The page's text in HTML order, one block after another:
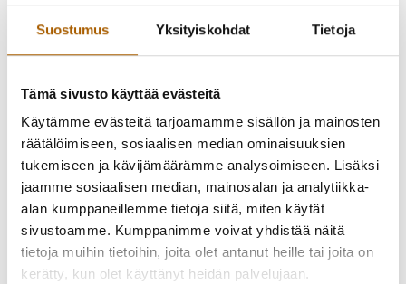
Suostumus Yksityiskohdat Tietoja
Tämä sivusto käyttää evästeitä
Käytämme evästeitä tarjoamamme sisällön ja mainosten
räätälöimiseen, sosiaalisen median ominaisuuksien
tukemiseen ja kävijämäärämme analysoimiseen. Lisäksi
jaamme sosiaalisen median, mainosalan ja analytiikka-
alan kumppaneillemme tietoja siitä, miten käytät
sivustoamme. Kumppanimme voivat yhdistää näitä
tietoja muihin tietoihin, joita olet antanut heille tai joita on
kerätty, kun olet käyttänyt heidän palvelujaan.
-19.04.202611:00-12:00
Suuret klassikot
soolokitaralla konsertti
Mainetta Suomessa ja maailmalla niittänyt Tomi
Paldanius soittaa klassikkohittejä menneiltä
vuosikymmeniltä.